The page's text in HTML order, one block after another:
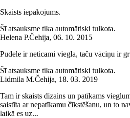
Skaists iepakojums.
Šī atsauksme tika automātiski tulkota.
Helena P.Čehija, 06. 10. 2015
Pudele ir neticami viegla, taču vāciņu ir
Šī atsauksme tika automātiski tulkota.
Lidmila M.Čehija, 18. 03. 2019
Tam ir skaists dizains un patīkams
saistīta ar nepatīkamu čīkstēšanu, un to
laikā es uz...